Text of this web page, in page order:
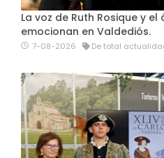
La voz de Ruth Rosique y
emocionan en Valdediós.
7-08-2026 De total